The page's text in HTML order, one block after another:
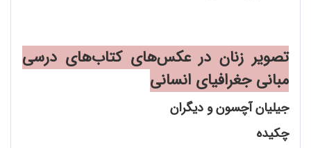
تصویر زنان در عکسهای کتابهای درسی
مبانی جغرافیای انسانی
جیلیان آچسون و دیگران
چکیده